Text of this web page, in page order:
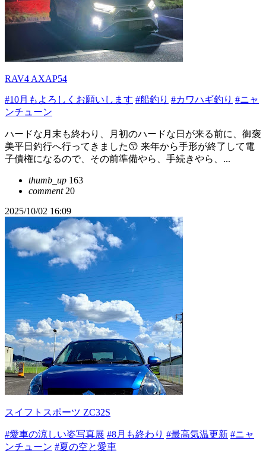
RAV4 AXAP54
#10月もよろしくお願いします #船釣り #カワハギ釣り #ニャ
ンチューン
ハードな月末も終わり、月初のハードな日が来る前に、御褒
美平日釣行へ行ってきました😙 来年から手形が終了して電
子債権になるので、その前準備やら、手続きやら、...
thumb_up 163
comment20
2025/10/02 16:09
スイフトスポーツ ZC32S
#愛車の涼しい姿写真展 #8月も終わり #最高気温更新 #ニャ
ンチューン #夏の空と愛車